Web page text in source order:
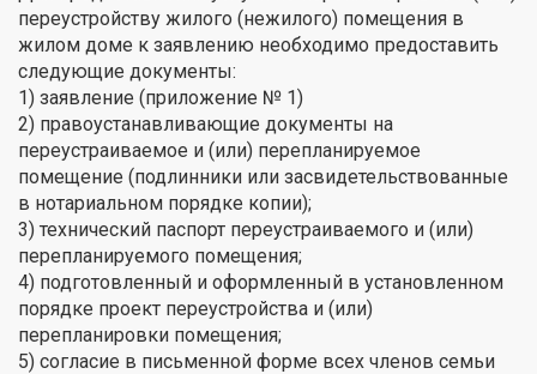
переустройству жилого (нежилого) помещения в
жилом доме к заявлению необходимо предоставить
следующие документы:
1) заявление (приложение № 1)
2) правоустанавливающие документы на
переустраиваемое и (или) перепланируемое
помещение (подлинники или засвидетельствованные
в нотариальном порядке копии);
3) технический паспорт переустраиваемого и (или)
перепланируемого помещения;
4) подготовленный и оформленный в установленном
порядке проект переустройства и (или)
перепланировки помещения;
5) согласие в письменной форме всех членов семьи